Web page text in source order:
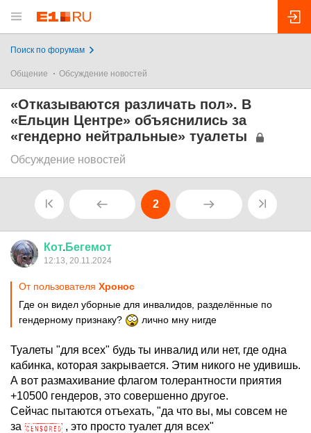
Поиск по форумам
Общение Обсуждение новостей
«Отказываются различать пол». В
«Ельцин Центре» объяснились за
«гендерно нейтральные» туалеты
Обсуждение новостей
2
Кот.Бегемот
12:13, 20.11.2024
От пользователя Хронос
Где он видел уборные для инвалидов, разделённые по
гендерному признаку?
лично мну нигде
Туалеты "для всех" будь ты инвалид или нет, где одна
кабинка, которая закрывается. Этим никого не удивишь.
А вот размахивание флагом толерантности приятия
+10500 гендеров, это совершенно другое.
Сейчас пытаются отъехать, "да что вы, мы совсем не
за
, это просто туалет для всех"